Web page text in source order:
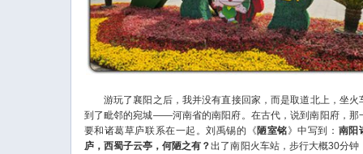
游玩了襄阳之后，我并没有直接回家，而是取道北上，坐火
到了毗邻的宛城——河南省的南阳府。在古代，说到南阳府，那
要和诸葛草庐联系在一起。刘禹锡的《陋室铭》中写到： 南阳
庐，西蜀子云亭，何陋之有？出了南阳火车站，步行大概30分钟